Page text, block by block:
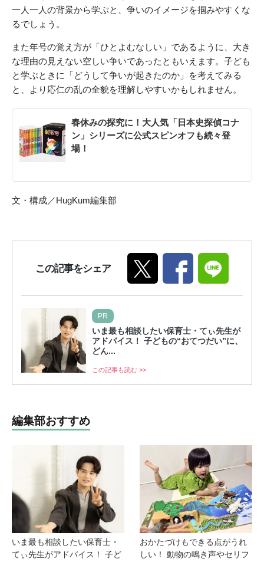
一人一人の背景から学ぶと、争いのイメージを掴みやすくな
るでしょう。
また年号の覚え方が「ひとよむなしい」であるように、大き
な理由の見えない空しい争いであったともいえます。子ども
と学ぶときに「どうして争いが起きたのか」を考えてみる
と、より応仁の乱の全貌を理解しやすいかもしれません。
春休みの探究に！大人気「日本史探偵コナ
ン」シリーズに公式スピンオフも続々登
場！
文・構成／HugKum編集部
この記事をシェア
PR
いま最も相談したい保育士・てぃ先生が
アドバイス！ 子どもの“おてつだい”に、
どん...
この記事も読む >>
編集部おすすめ
いま最も相談したい保育士・
てぃ先生がアドバイス！ 子ど
おかたづけもできる点がうれ
しい！ 動物の鳴き声やセリフ